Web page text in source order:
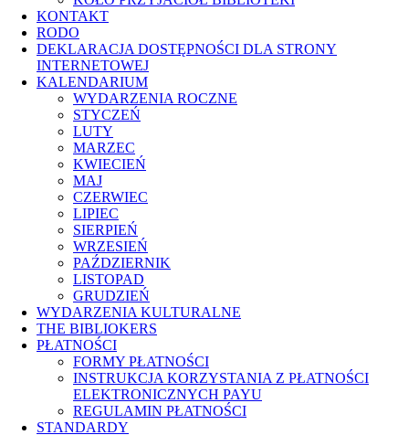
KONTAKT
RODO
DEKLARACJA DOSTĘPNOŚCI DLA STRONY
INTERNETOWEJ
KALENDARIUM
WYDARZENIA ROCZNE
STYCZEŃ
LUTY
MARZEC
KWIECIEŃ
MAJ
CZERWIEC
LIPIEC
SIERPIEŃ
WRZESIEŃ
PAŹDZIERNIK
LISTOPAD
GRUDZIEŃ
WYDARZENIA KULTURALNE
THE BIBLIOKERS
PŁATNOŚCI
FORMY PŁATNOŚCI
INSTRUKCJA KORZYSTANIA Z PŁATNOŚCI
ELEKTRONICZNYCH PAYU
REGULAMIN PŁATNOŚCI
STANDARDY